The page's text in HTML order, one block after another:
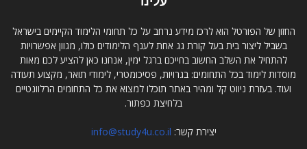
החזון של הפורטל הוא לרכז מידע נרחב על כל תחומי הלימוד הקיימים בישראל
בשביל ליצור בית בעל קורת גג אחת לענף הלימודים כולו, מגוון אפשרויות
להתחיל את השלב החשוב בחייכם ברגל ימין, אנחנו כאן להציע לכם מאות
מוסדות לימוד בכל התחומים: בגרויות, פסיכומטרי, לימודי תואר, מקצוע תעודה
ועוד. בעזרת ניווט קל ומהיר באתר תוכלו למצוא את כל התחומים הרלוונטיים
בלחיצת כפתור.
יצירת קשר: info@study4u.co.il